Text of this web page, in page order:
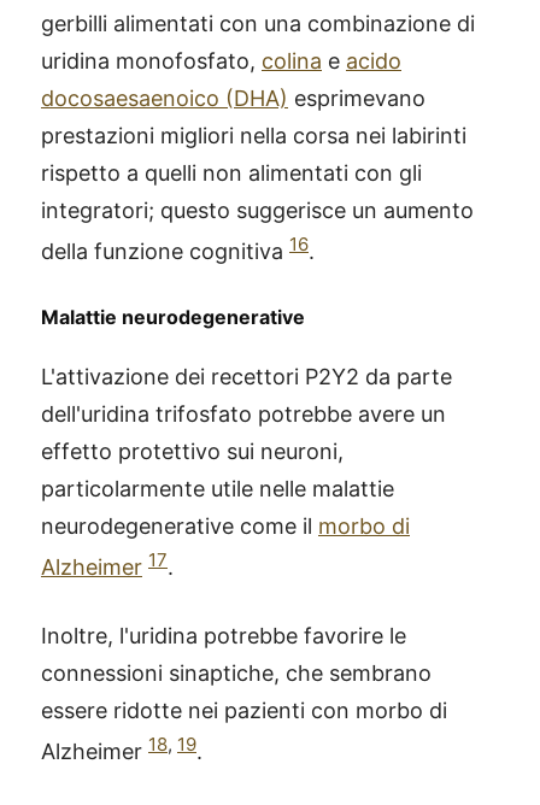
gerbilli alimentati con una combinazione di
uridina monofosfato, colina e acido
docosaesaenoico (DHA) esprimevano
prestazioni migliori nella corsa nei labirinti
rispetto a quelli non alimentati con gli
integratori; questo suggerisce un aumento
della funzione cognitiva 16.
Malattie neurodegenerative
L'attivazione dei recettori P2Y2 da parte
dell'uridina trifosfato potrebbe avere un
effetto protettivo sui neuroni,
particolarmente utile nelle malattie
neurodegenerative come il morbo di
Alzheimer 17.
Inoltre, l'uridina potrebbe favorire le
connessioni sinaptiche, che sembrano
essere ridotte nei pazienti con morbo di
Alzheimer 18, 19.